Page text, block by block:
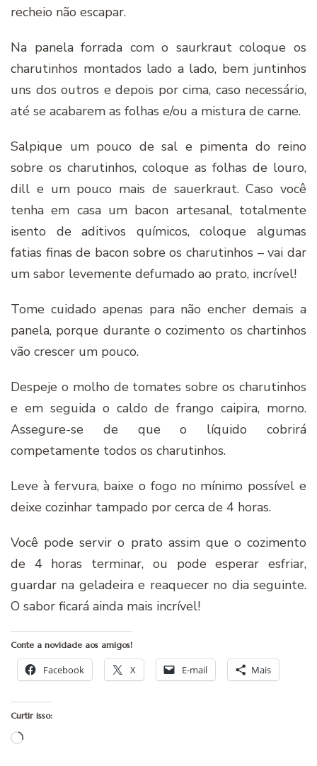
recheio não escapar.
Na panela forrada com o saurkraut coloque os
charutinhos montados lado a lado, bem juntinhos
uns dos outros e depois por cima, caso necessário,
até se acabarem as folhas e/ou a mistura de carne.
Salpique um pouco de sal e pimenta do reino
sobre os charutinhos, coloque as folhas de louro,
dill e um pouco mais de sauerkraut. Caso você
tenha em casa um bacon artesanal, totalmente
isento de aditivos químicos, coloque algumas
fatias finas de bacon sobre os charutinhos – vai dar
um sabor levemente defumado ao prato, incrível!
Tome cuidado apenas para não encher demais a
panela, porque durante o cozimento os chartinhos
vão crescer um pouco.
Despeje o molho de tomates sobre os charutinhos
e em seguida o caldo de frango caipira, morno.
Assegure-se de que o líquido cobrirá
competamente todos os charutinhos.
Leve à fervura, baixe o fogo no mínimo possível e
deixe cozinhar tampado por cerca de 4 horas.
Você pode servir o prato assim que o cozimento
de 4 horas terminar, ou pode esperar esfriar,
guardar na geladeira e reaquecer no dia seguinte.
O sabor ficará ainda mais incrível!
Conte a novidade aos amigos!
Facebook X E-mail Mais
Curtir isso:
Carregando...